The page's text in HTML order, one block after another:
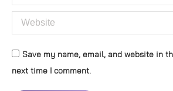
Website
Save my name, email, and website in
next time I comment.